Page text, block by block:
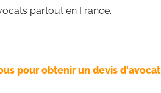
partout en France.
pour obtenir un devis d'avocat